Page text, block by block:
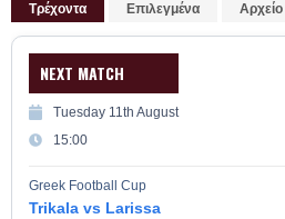
Τρέχοντα Επιλεγμένα Αρχείο
NEXT MATCH
Tuesday 11th August
15:00
Greek Football Cup
Trikala vs Larissa